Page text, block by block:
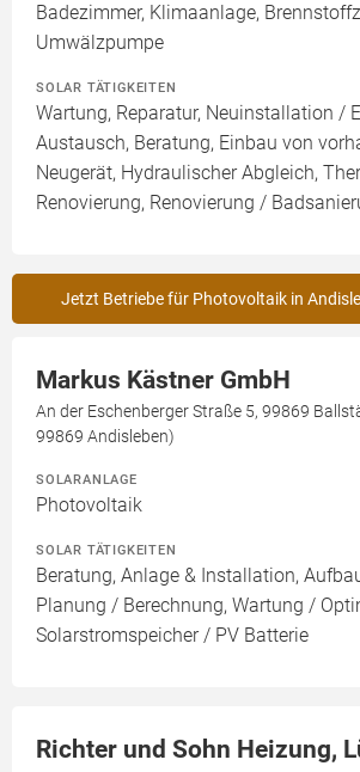
Badezimmer, Klimaanlage,
Umwälzpumpe
SOLAR TÄTIGKEITEN
Wartung, Reparatur, Neuinstallation /
Austausch, Beratung, Einbau von
Neugerät, Hydraulischer Abgleich,
Renovierung, Renovierung /
Jetzt Betriebe für Photovoltaik in
Markus Kästner GmbH
An der Eschenberger Straße 5, 99869
99869 Andisleben)
SOLARANLAGE
Photovoltaik
SOLAR TÄTIGKEITEN
Beratung, Anlage & Installation,
Planung / Berechnung, Wartung /
Solarstromspeicher / PV Batterie
Richter und Sohn Heizung,